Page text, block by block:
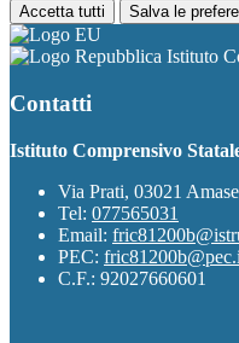
Accetta tutti Salva le
Istituto
Contatti
Istituto Comprensivo
Via Prati, 03021
Tel: 077565031
Email:
PEC:
C.F.: 92027660601